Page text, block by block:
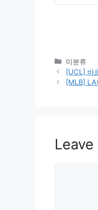
Categories
미분류
[UCL] 바
[MLB] LA